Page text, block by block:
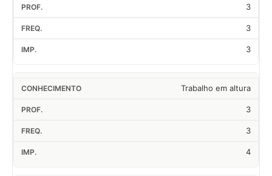
3
3
3
Trabalho em altura
3
3
4